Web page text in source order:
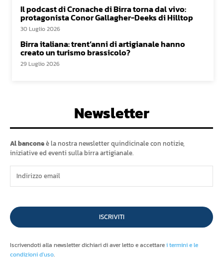
Il podcast di Cronache di Birra torna dal vivo:
protagonista Conor Gallagher-Deeks di Hilltop
30 Luglio 2026
Birra italiana: trent’anni di artigianale hanno
creato un turismo brassicolo?
29 Luglio 2026
Newsletter
Al banconeè la nostra newsletter quindicinale con notizie,
iniziative ed eventi sulla birra artigianale.
ISCRIVITI
Iscrivendoti alla newsletter dichiari di aver letto e accettarei termini e le
condizioni d'uso.